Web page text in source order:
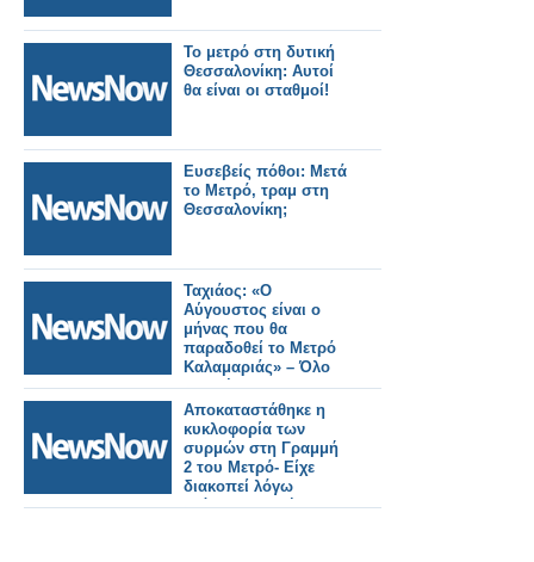
Το μετρό στη δυτική
Θεσσαλονίκη: Αυτοί
θα είναι οι σταθμοί!
Ευσεβείς πόθοι: Μετά
το Μετρό, τραμ στη
Θεσσαλονίκη;
Ταχιάος: «Ο
Αύγουστος είναι ο
μήνας που θα
παραδοθεί το Μετρό
Καλαμαριάς» – Όλο
το σχέδιο για τις
επεκτάσεις στη
δυτική Θεσσαλονίκη.
Αποκαταστάθηκε η
κυκλοφορία των
συρμών στη Γραμμή
2 του Μετρό- Είχε
διακοπεί λόγω
ατόμου στη σήραγγα.